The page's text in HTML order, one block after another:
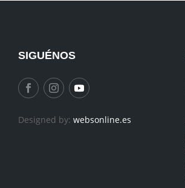
SIGUÉNOS
Designed by:websonline.es